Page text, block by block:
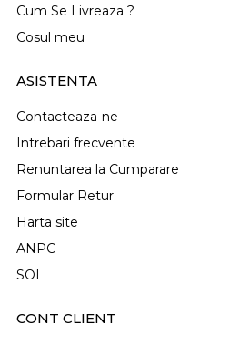
Cum Se Livreaza ?
Cosul meu
ASISTENTA
Contacteaza-ne
Intrebari frecvente
Renuntarea la Cumparare
Formular Retur
Harta site
ANPC
SOL
CONT CLIENT